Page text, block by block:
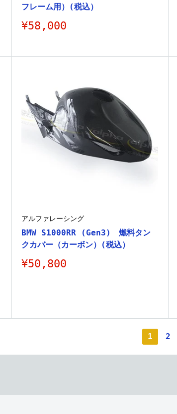
フレーム用）(税込）
販
格
¥58,000
アルファレーシング
BMW S1000RR (Gen3) 燃料タン
クカバー（カーボン）(税込）
販
¥50,800
1 2